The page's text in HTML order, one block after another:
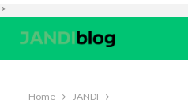
>
Home JANDI